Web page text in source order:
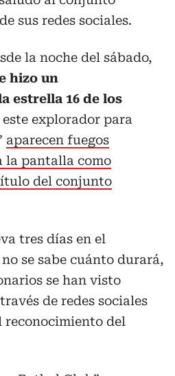
sus redes sociales.
la noche del sábado,
hizo un
estrella 16 de los
explorador para
aparecen fuegos
la pantalla como
del conjunto
tres días en el
se sabe cuánto durará,
se han visto
de redes sociales
del